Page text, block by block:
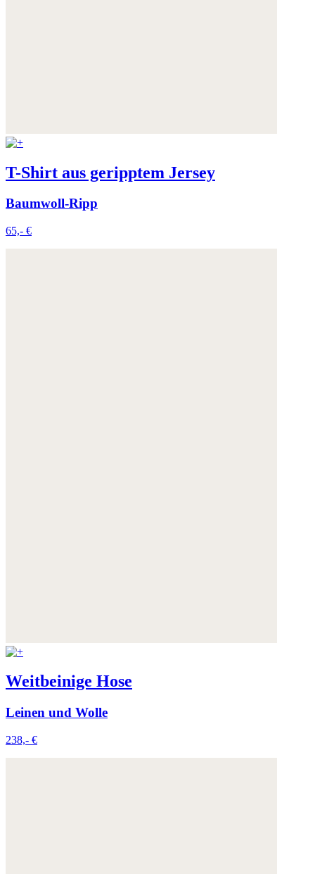
T-Shirt aus geripptem Jersey
Baumwoll-Ripp
65,- €
Weitbeinige Hose
Leinen und Wolle
238,- €